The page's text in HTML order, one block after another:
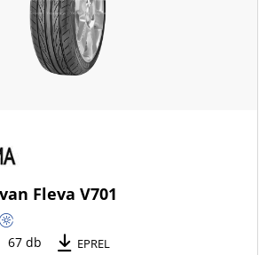
Fleva V701
67 db EPREL